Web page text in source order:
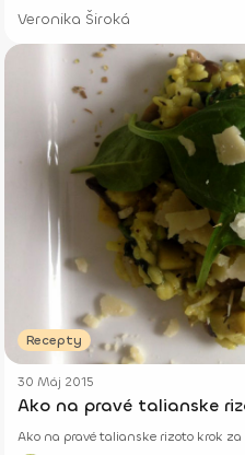
Veronika Široká
Recepty
30 Máj 2015
Ako na pravé talianske
Ako na pravé talianske rizoto krok za